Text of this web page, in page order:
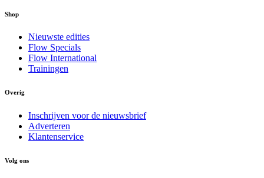
Shop
Nieuwste edities
Flow Specials
Flow International
Trainingen
Overig
Inschrijven voor de nieuwsbrief
Adverteren
Klantenservice
Volg ons